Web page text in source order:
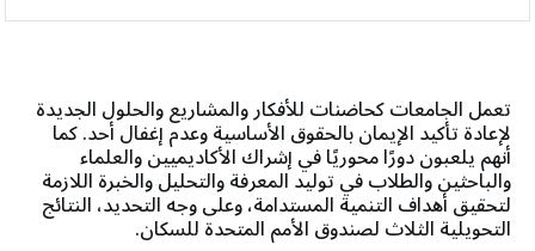
‫لمحة عامة
الشركاء المؤسسيون
المجتمع المدني والبرلمانيون
تعمل الجامعات كحاضنات للأفكار والمشاريع والحلول الجديدة
لإعادة تأكيد الإيمان بالحقوق الأساسية وعدم إغفال أحد. كما
أنهم يلعبون دورًا محوريًا في إشراك الأكاديميين والعلماء
والباحثين والطلاب في توليد المعرفة والتحليل والخبرة اللازمة
لتحقيق أهداف التنمية المستدامة، وعلى وجه التحديد، النتائج
التحويلية الثلاث لصندوق الأمم المتحدة للسكان.